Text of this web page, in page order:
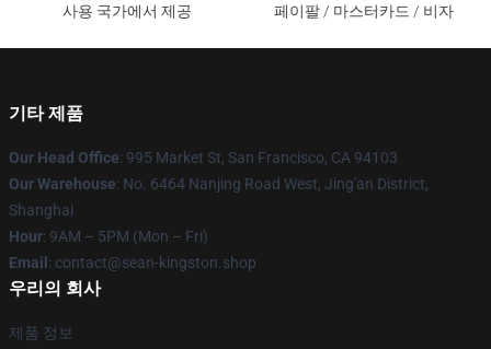
사용 국가에서 제공
페이팔 / 마스터카드 / 비자
기타 제품
Our Head Office: 995 Market St, San Francisco, CA 94103
Our Warehouse: No. 6464 Nanjing Road West, Jing'an District,
Shanghai
Hour: 9AM – 5PM (Mon – Fri)
Email : contact@sean-kingston.shop
우리의 회사
제품 정보